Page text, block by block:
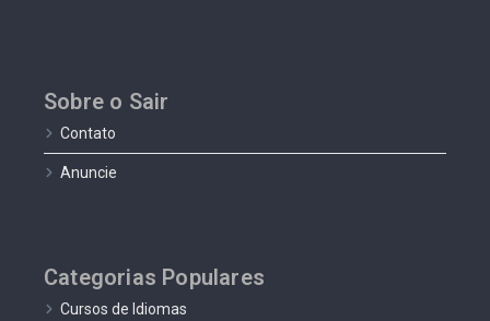
Sobre o Sair
Contato
Anuncie
Categorias Populares
Cursos de Idiomas